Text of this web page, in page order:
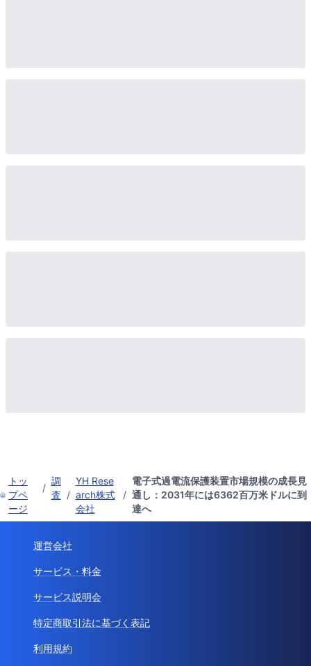
トッ
プペ
ージ
/
調
査 /
YH Rese
arch株式
会社
/
電子式過電流保護装置市場規模の成長見
通し：2031年には6362百万米ドルに到
達へ
運営会社
サービス・料金
サービス説明会
特定商取引法に基づく表記
利用規約